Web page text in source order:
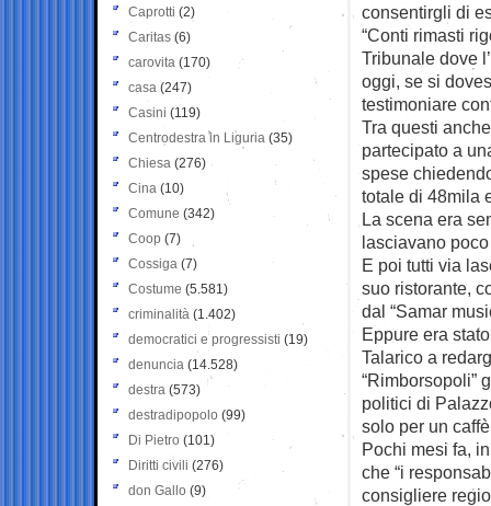
consentirgli di
“Conti rimasti
Tribunale dove
oggi, se si
testimoniare
Tra questi
partecipato a
spese
totale di 48mila
La scena era
lasciavano
E poi tutti via
suo ristorante,
dal “Samar
Eppure era
Talarico a
“Rimborsopoli”
politici di
solo per un
Pochi mesi fa,
che “i
consigliere
Caprotti (2)
Caritas (6)
carovita (170)
casa (247)
Casini (119)
Centrodestra in Liguria (35)
Chiesa (276)
Cina (10)
Comune (342)
Coop (7)
Cossiga (7)
Costume (5.581)
criminalità (1.402)
democratici e progressisti (19)
denuncia (14.528)
destra (573)
destradipopolo (99)
Di Pietro (101)
Diritti civili (276)
don Gallo (9)